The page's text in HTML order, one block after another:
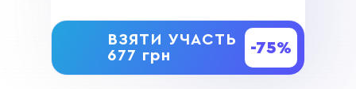
ВЗЯТИ УЧАСТЬ
677 грн
-75%